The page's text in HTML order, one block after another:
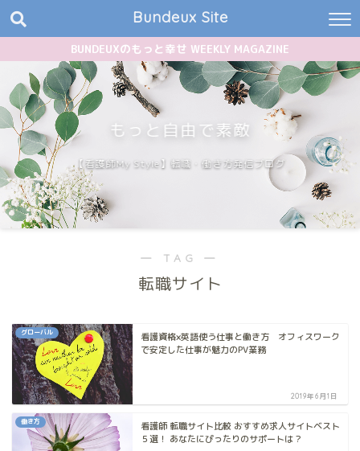
Bundeux Site
BUNDEUXのもっと幸せ WEEKLY MAGAZINE
もっと自由で素敵
【看護師My Style】転職・働き方発信ブログ
― TAG ―
転職サイト
グローバル
看護資格×英語使う仕事と働き方 オフィスワーク
で安定した仕事が魅力のPV業務
2019年6月1日
働き方
看護師 転職サイト比較 おすすめ求人サイトベスト
５選！ あなたにぴったりのサポートは？